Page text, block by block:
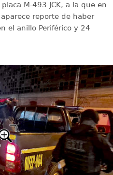
M-493 JCK, a la que en
reporte de haber
el anillo Periférico y 24